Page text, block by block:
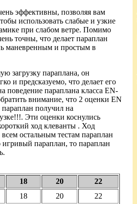
эффективны, позволяя вам
использовать слабые и узкие
при слабом ветре. Помимо
точны, что делает параплан
маневренным и простым в
загрузку параплана, он
и предсказуемо, что делает его
поведение параплана класса EN-
внимание, что 2 оценки EN
получил на
Эти оценки коснулись
ход клеванты . Ход
остальным тестам параплан
параплан, то параплан
18 20
22
18 20
22